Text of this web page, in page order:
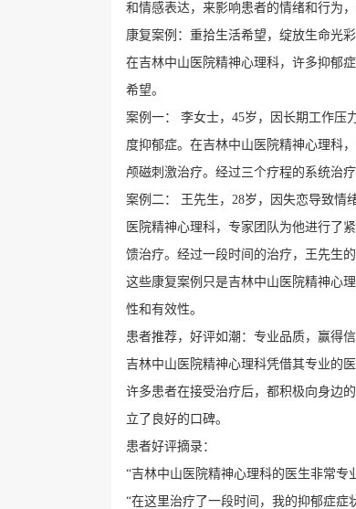
和情感表达，来影响患者的情绪和行为，
康复案例：重拾生活希望，绽放生命光彩
在吉林中山医院精神心理科，许多抑郁
希望。
案例一： 李女士，45岁，因长期工作压
度抑郁症。在吉林中山医院精神心理科
颅磁刺激治疗。经过三个疗程的系统治
案例二： 王先生，28岁，因失恋导致情
医院精神心理科，专家团队为他进行了
馈治疗。经过一段时间的治疗，王先生
这些康复案例只是吉林中山医院精神心
性和有效性。
患者推荐，好评如潮：专业品质，赢得
吉林中山医院精神心理科凭借其专业的
许多患者在接受治疗后，都积极向身边
立了良好的口碑。
患者好评摘录：
“吉林中山医院精神心理科的医生非常
“在这里治疗了一段时间，我的抑郁症